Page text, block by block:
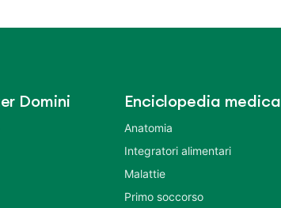
Domini Enciclopedia medica
Anatomia
Integratori alimentari
Malattie
Primo soccorso